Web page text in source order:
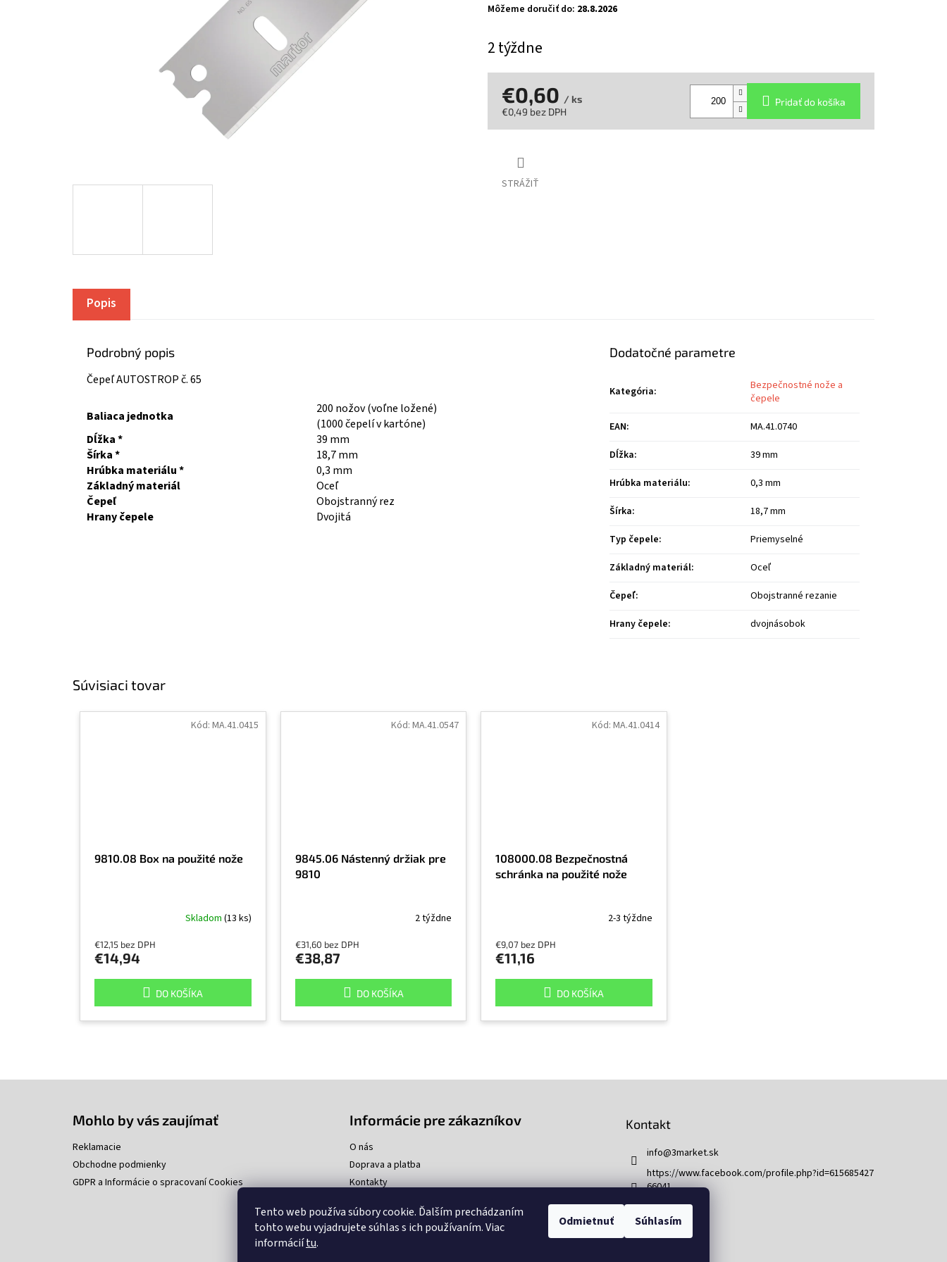
Tento web používa súbory cookie. Ďalším prechádzaním
tohto webu vyjadrujete súhlas s ich používaním. Viac
informáciítu.
Odmietnuť Súhlasím
2 týždne
Môžeme doručiť do: 28.8.2026
STRÁŽIŤ
€0,60 / ks
€0,49 bez DPH
Pridať do košíka
5
Súvisiaci tovar
9810.08 Box na použité nože
Skladom (13 ks)
€12,15 bez DPH
€14,94
DO KOŠÍKA
Kód: MA.41.0415
9845.06 Nástenný držiak pre
9810
2 týždne
€31,60 bez DPH
€38,87
DO KOŠÍKA
Kód: MA.41.0547
108000.08 Bezpečnostná
schránka na použité nože
2-3 týždne
€9,07 bez DPH
€11,16
DO KOŠÍKA
Kód: MA.41.0414
Popis
Podrobný popis
Čepeľ AUTOSTROP č. 65
Baliaca jednotka
200 nožov (voľne ložené)
(1000 čepelí v kartóne)
Dĺžka *
39 mm
Šírka *
18,7 mm
Hrúbka materiálu *
0,3 mm
Základný materiál
Oceľ
Čepeľ
Obojstranný rez
Hrany čepele
Dvojitá
Dodatočné parametre
Kategória:
Bezpečnostné nože a
čepele
EAN:
MA.41.0740
Dĺžka:
39 mm
Hrúbka materiálu:
0,3 mm
Šírka:
18,7 mm
Typ čepele:
Priemyselné
Základný materiál:
Oceľ
Čepeľ:
Obojstranné rezanie
Hrany čepele: dvojnásobok
Mohlo by vás zaujímať
Reklamacie
Obchodne podmienky
GDPR a Informácie o spracovaní Cookies
Informácie pre zákazníkov
O nás
Doprava a platba
Kontakty
Kontakt
info@3market.sk
https://www.facebook.com/profile.php?id=615685427
66041
3market.sk